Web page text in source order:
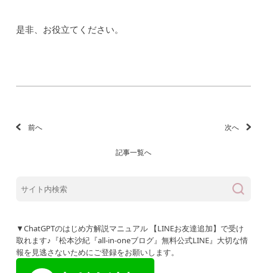
是非、お役立てください。
前へ
記事一覧へ
次へ
▼ChatGPTのはじめ方解説マニュアル 【LINEお友達追加】で受け
取れます♪『松本沙紀『all-in-oneブログ』無料公式LINE』大切な情
報を見逃さないためにご登録をお願いします。